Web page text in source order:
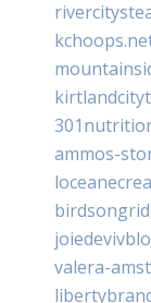
ammos-
valera-